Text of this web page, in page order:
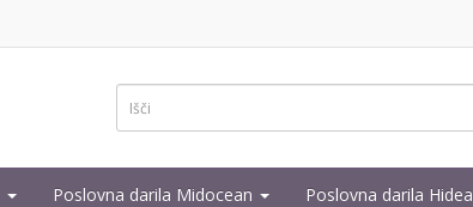
Poslovna darila Midocean Poslovna darila Hidea